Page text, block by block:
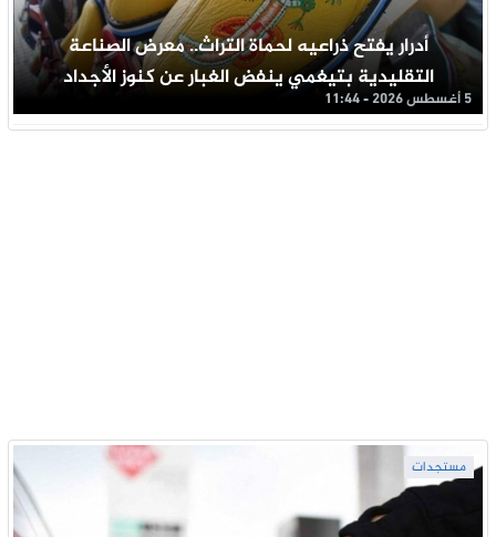
أدرار يفتح ذراعيه لحماة التراث.. معرض الصناعة
التقليدية بتيغمي ينفض الغبار عن كنوز الأجداد
5 أغسطس 2026 - 11:44
مستجدات